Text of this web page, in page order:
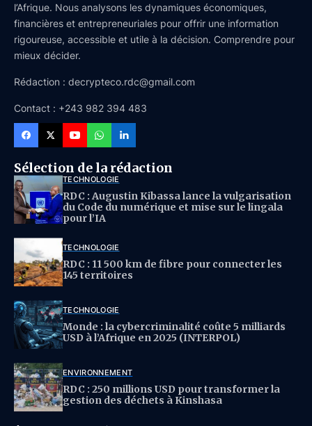
l’Afrique. Nous analysons les dynamiques économiques,
financières et entrepreneuriales pour offrir une information
rigoureuse, accessible et utile à la décision. Comprendre pour
mieux décider.
Rédaction : decrypteco.rdc@gmail.com
Contact : +243 982 394 483
Sélection de la rédaction
TECHNOLOGIE
RDC : Augustin Kibassa lance la vulgarisation
du Code du numérique et mise sur le lingala
pour l’IA
TECHNOLOGIE
RDC : 11 500 km de fibre pour connecter les
145 territoires
TECHNOLOGIE
Monde : la cybercriminalité coûte 5 milliards
USD à l’Afrique en 2025 (INTERPOL)
ENVIRONNEMENT
RDC : 250 millions USD pour transformer la
gestion des déchets à Kinshasa